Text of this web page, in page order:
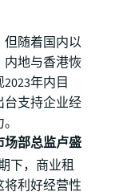
但随着国内以
内地与香港恢
年内目
台支持企业经
场部总监卢盛
下，商业租
将利好经营性